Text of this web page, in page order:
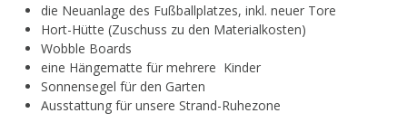
die Neuanlage des Fußballplatzes, inkl. neuer Tore
Hort-Hütte (Zuschuss zu den Materialkosten)
Wobble Boards
eine Hängematte für mehrere Kinder
Sonnensegel für den Garten
Ausstattung für unsere Strand-Ruhezone